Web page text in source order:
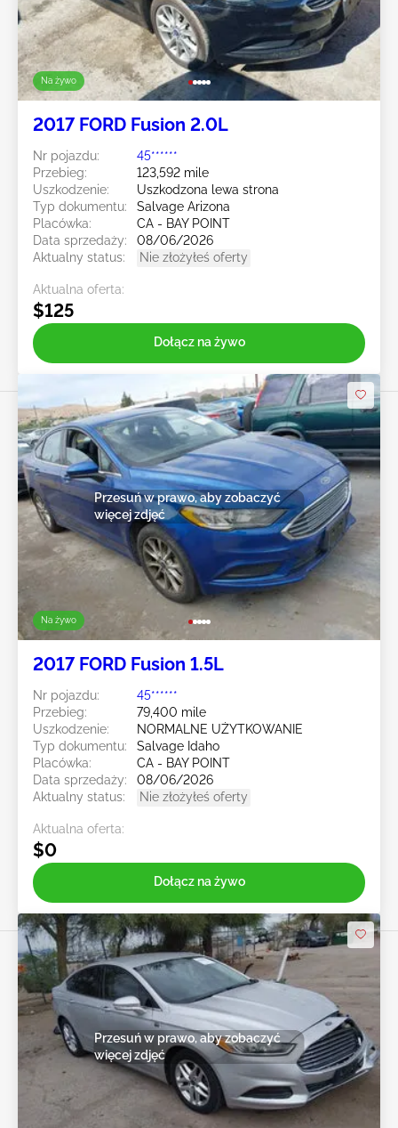
Na żywo
2017 FORD Fusion 2.0L
Nr pojazdu:
45******
Przebieg:
123,592 mile
Uszkodzenie:
Uszkodzona lewa strona
Typ dokumentu:
Salvage Arizona
Placówka:
CA - BAY POINT
Data sprzedaży:
08/06/2026
Aktualny status:
Nie złożyłeś oferty
Aktualna oferta:
$125
Dołącz na żywo
Na żywo
Przesuń w prawo, aby zobaczyć
więcej zdjęć
2017 FORD Fusion 1.5L
Nr pojazdu:
45******
Przebieg:
79,400 mile
Uszkodzenie:
NORMALNE UŻYTKOWANIE
Typ dokumentu:
Salvage Idaho
Placówka:
CA - BAY POINT
Data sprzedaży:
08/06/2026
Aktualny status:
Nie złożyłeś oferty
Aktualna oferta:
$0
Dołącz na żywo
Przesuń w prawo, aby zobaczyć
więcej zdjęć